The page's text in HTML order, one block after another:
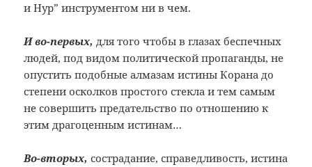
и Нур” инструментом ни в чем.
И во-первых, для того чтобы в глазах беспечных
людей, под видом политической пропаганды, не
опустить подобные алмазам истины Корана до
степени осколков простого стекла и тем самым
не совершить предательство по отношению к
этим драгоценным истинам…
Во-вторых, сострадание, справедливость, истина